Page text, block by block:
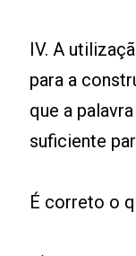
IV. A
para a
que a
suficiente
É correto o